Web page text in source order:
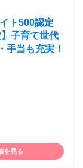
ト500認定
子育て世代
手当も充実！
を見る